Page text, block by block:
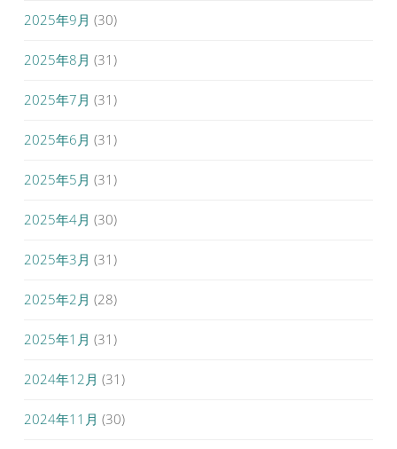
2025年9月 (30)
2025年8月 (31)
2025年7月 (31)
2025年6月 (31)
2025年5月 (31)
2025年4月 (30)
2025年3月 (31)
2025年2月 (28)
2025年1月 (31)
2024年12月 (31)
2024年11月 (30)